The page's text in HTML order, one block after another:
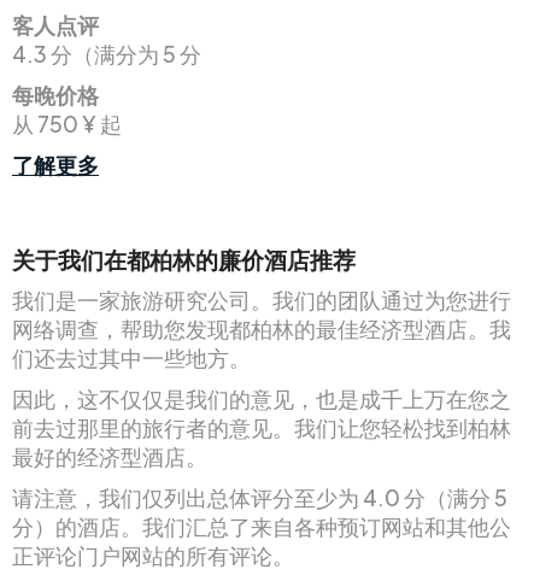
客人点评
4.3 分（满分为 5 分
每晚价格
从 750 ¥ 起
了解更多
关于我们在都柏林的廉价酒店推荐
我们是一家旅游研究公司。我们的团队通过为您进行
网络调查，帮助您发现都柏林的最佳经济型酒店。我
们还去过其中一些地方。
因此，这不仅仅是我们的意见，也是成千上万在您之
前去过那里的旅行者的意见。我们让您轻松找到柏林
最好的经济型酒店。
请注意，我们仅列出总体评分至少为 4.0 分（满分 5
分）的酒店。我们汇总了来自各种预订网站和其他公
正评论门户网站的所有评论。